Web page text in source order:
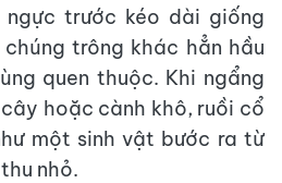
trước kéo dài giống
trông khác hẳn hầu
quen thuộc. Khi ngẩng
hoặc cành khô, ruồi cổ
một sinh vật bước ra từ
nhỏ.